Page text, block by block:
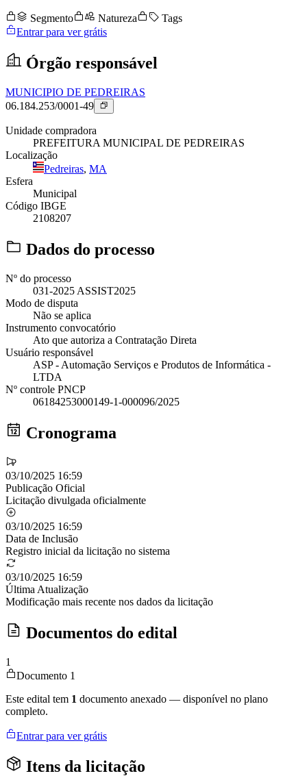
Segmento Natureza
Tags
Entrar para ver grátis
Órgão responsável
MUNICIPIO DE PEDREIRAS
06.184.253/0001-49
Unidade compradora
PREFEITURA MUNICIPAL DE PEDREIRAS
Localização
Pedreiras, MA
Esfera
Municipal
Código IBGE
2108207
Dados do processo
Nº do processo
031-2025 ASSIST2025
Modo de disputa
Não se aplica
Instrumento convocatório
Ato que autoriza a Contratação Direta
Usuário responsável
ASP - Automação Serviços e Produtos de Informática -
LTDA
Nº controle PNCP
06184253000149-1-000096/2025
Cronograma
03/10/2025 16:59
Publicação Oficial
Licitação divulgada oficialmente
03/10/2025 16:59
Data de Inclusão
Registro inicial da licitação no sistema
03/10/2025 16:59
Última Atualização
Modificação mais recente nos dados da licitação
Documentos do edital
1
Documento 1
Este edital tem 1 documento anexado — disponível no plano
completo.
Entrar para ver grátis
Itens da licitação